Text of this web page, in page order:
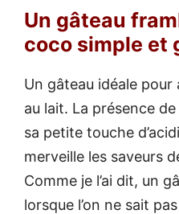
Un gâteau
coco simple et
Un gâteau idéale
au lait. La présence
sa petite touche
merveille les saveurs
Comme je l’ai dit, un
lorsque l’on ne sait